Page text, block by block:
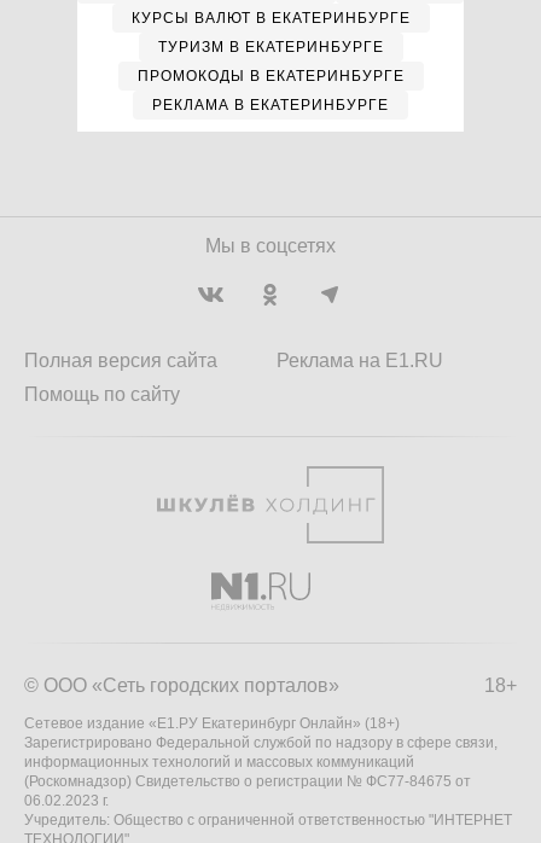
КУРСЫ ВАЛЮТ В ЕКАТЕРИНБУРГЕ
ТУРИЗМ В ЕКАТЕРИНБУРГЕ
ПРОМОКОДЫ В ЕКАТЕРИНБУРГЕ
РЕКЛАМА В ЕКАТЕРИНБУРГЕ
Мы в соцсетях
Полная версия сайта
Помощь по сайту
Реклама на E1.RU
18+
© ООО «Сеть городских порталов»
Сетевое издание «Е1.РУ Екатеринбург Онлайн» (18+)
Зарегистрировано Федеральной службой по надзору в сфере связи,
информационных технологий и массовых коммуникаций
(Роскомнадзор) Свидетельство о регистрации № ФС77-84675 от
06.02.2023 г.
Учредитель: Общество с ограниченной ответственностью "ИНТЕРНЕТ
ТЕХНОЛОГИИ"